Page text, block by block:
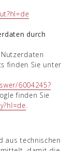
durch
finden Sie unter
6004245?
finden Sie
.
aus technischen